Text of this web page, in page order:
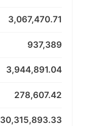
3,067,470.71
937,389
3,944,891.04
278,607.42
30,315,893.33